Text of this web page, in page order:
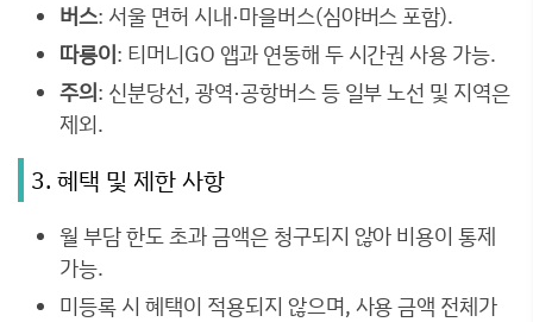
버스: 서울 면허 시내·마을버스(심야버스 포함).
따릉이: 티머니GO 앱과 연동해 두 시간권 사용 가능.
주의: 신분당선, 광역·공항버스 등 일부 노선 및 지역은
제외.
3. 혜택 및 제한 사항
월 부담 한도 초과 금액은 청구되지 않아 비용이 통제
가능.
미등록 시 혜택이 적용되지 않으며, 사용 금액 전체가